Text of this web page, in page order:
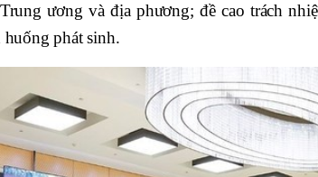
ương và địa phương; đề cao trách
phát sinh.